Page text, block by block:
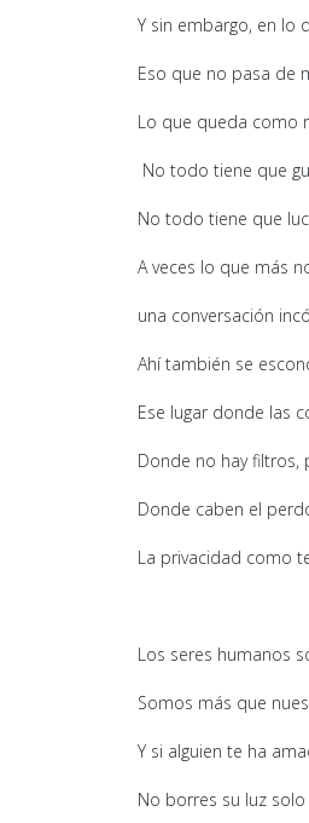
Y sin embargo, en lo
Eso que no pasa de
Lo que queda como
No todo tiene que
No todo tiene que
A veces lo que más
una conversación
Ahí también se
Ese lugar donde las
Donde no hay filtros,
Donde caben el
La privacidad como
Los seres humanos
Somos más que
Y si alguien te ha
No borres su luz